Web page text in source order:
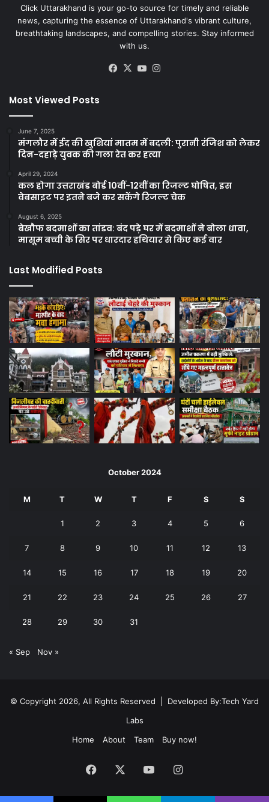
Click Uttarakhand is your go-to source for timely and reliable
news, capturing the essence of Uttarakhand's vibrant culture,
breathtaking landscapes, and compelling stories. Stay informed
with us.
Facebook
X YouTube
Most Viewed Posts
June 7, 2025
मंगलौर में ईद की खुशियां मातम में बदली: पुरानी रंजिश को लेकर
दिन-दहाड़े युवक की गला रेत कर हत्या
April 29, 2024
कल होगा उत्तराखंड बोर्ड 10वीं-12वीं का रिजल्ट घोषित, इस
वेबसाइट पर इतने बजे कर सकेंगे रिजल्ट चेक
August 6, 2025
बेखौफ बदमाशों का तांडव: बंद पड़े घर में बदमाशों ने बोला धावा,
मासूम बच्ची के सिर पर धारदार हथियार से किए कई वार
Last Modified Posts
October 2024
M T W T F S S
1 2 3 4 5 6
7 8 9 10 11 12 13
14 15 16 17 18 19 20
21 22 23 24 25 26 27
28 29 30 31
« Sep Nov »
© Copyright 2026, All Rights Reserved | Developed By:Tech Yard
Labs
Home
About Team Buy now!
Facebook YouTubeInstagram